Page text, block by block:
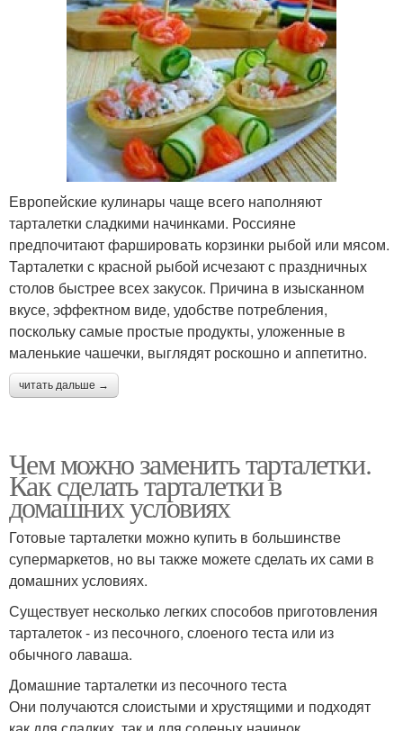
Европейские кулинары чаще всего наполняют
тарталетки сладкими начинками. Россияне
предпочитают фаршировать корзинки рыбой или мясом.
Тарталетки с красной рыбой исчезают с праздничных
столов быстрее всех закусок. Причина в изысканном
вкусе, эффектном виде, удобстве потребления,
поскольку самые простые продукты, уложенные в
маленькие чашечки, выглядят роскошно и аппетитно.
читать дальше →
Чем можно заменить тарталетки.
Как сделать тарталетки в
домашних условиях
Готовые тарталетки можно купить в большинстве
супермаркетов, но вы также можете сделать их сами в
домашних условиях.
Существует несколько легких способов приготовления
тарталеток - из песочного, слоеного теста или из
обычного лаваша.
Домашние тарталетки из песочного теста
Они получаются слоистыми и хрустящими и подходят